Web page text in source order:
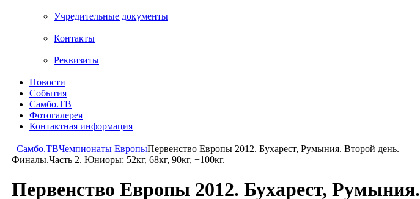
Учредительные документы
Контакты
Реквизиты
Новости
События
Самбо.ТВ
Фотогалерея
Контактная информация
Самбо.ТВЧемпионаты ЕвропыПервенство Европы 2012. Бухарест, Румыния. Второй день.
Финалы.Часть 2. Юниоры: 52кг, 68кг, 90кг, +100кг.
Первенство Европы 2012. Бухарест, Румыния.